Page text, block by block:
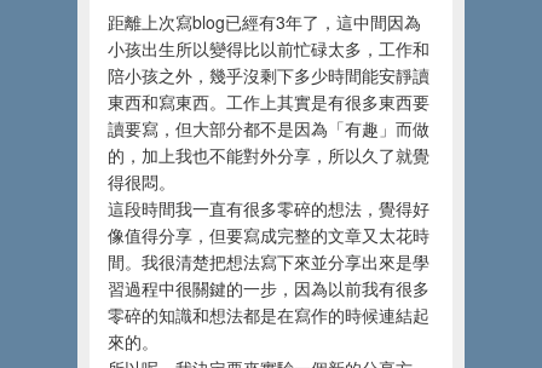
距離上次寫blog已經有3年了，這中間因為
小孩出生所以變得比以前忙碌太多，工作和
陪小孩之外，幾乎沒剩下多少時間能安靜讀
東西和寫東西。工作上其實是有很多東西要
讀要寫，但大部分都不是因為「有趣」而做
的，加上我也不能對外分享，所以久了就覺
得很悶。
這段時間我一直有很多零碎的想法，覺得好
像值得分享，但要寫成完整的文章又太花時
間。我很清楚把想法寫下來並分享出來是學
習過程中很關鍵的一步，因為以前我有很多
零碎的知識和想法都是在寫作的時候連結起
來的。